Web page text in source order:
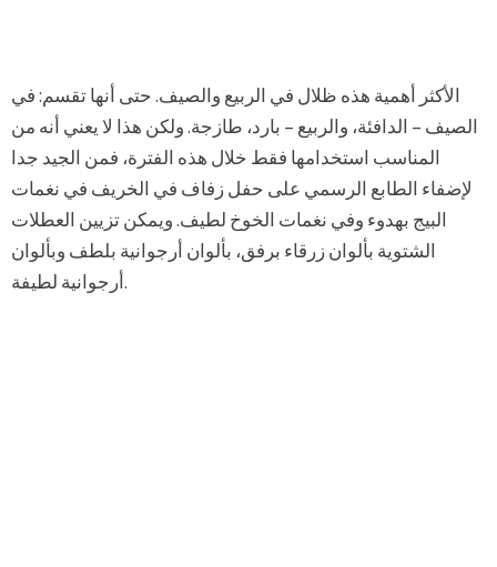
الأكثر أهمية هذه ظلال في الربيع والصيف. حتى أنها تقسم: في
الصيف – الدافئة، والربيع – بارد، طازجة. ولكن هذا لا يعني أنه من
المناسب استخدامها فقط خلال هذه الفترة، فمن الجيد جدا
لإضفاء الطابع الرسمي على حفل زفاف في الخريف في نغمات
البيج بهدوء وفي نغمات الخوخ لطيف. ويمكن تزيين العطلات
الشتوية بألوان زرقاء برفق، بألوان أرجوانية بلطف وبألوان
أرجوانية لطيفة.